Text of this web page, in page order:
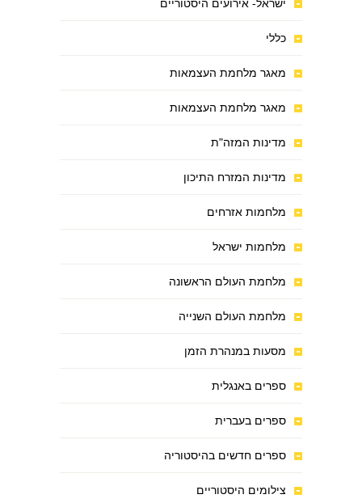
ישראל- אירועים היסטוריים
כללי
מאגר מלחמת העצמאות
מאגר מלחמת העצמאות
מדינות המזה"ת
מדינות המזרח התיכון
מלחמות אזרחים
מלחמות ישראל
מלחמת העולם הראשונה
מלחמת העולם השנייה
מסעות במנהרת הזמן
ספרים באנגלית
ספרים בעברית
ספרים חדשים בהיסטוריה
צילומים היסטוריים